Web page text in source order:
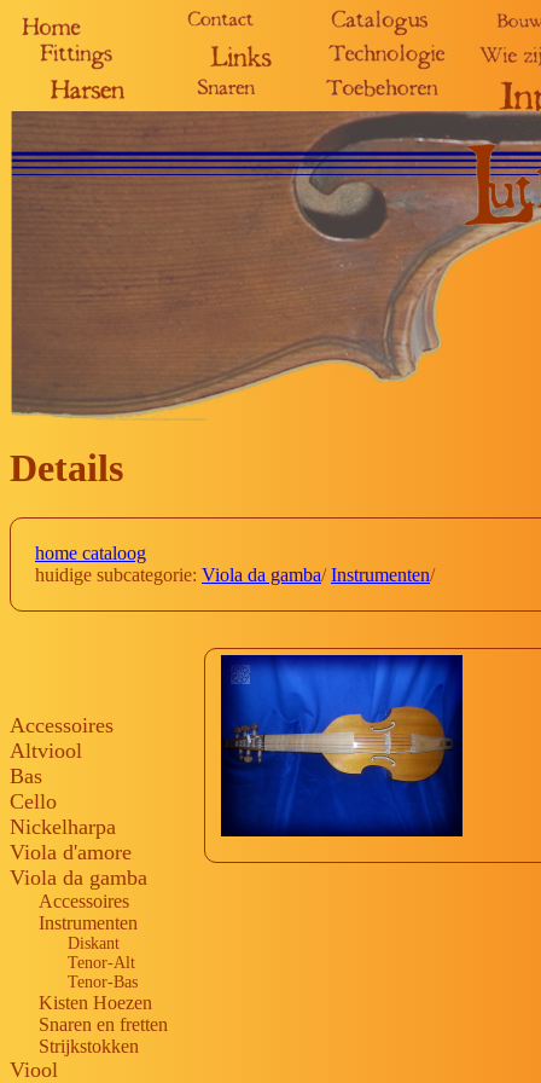
Details
home cataloog
huidige subcategorie: Viola da gamba/Instrumenten/
Accessoires
Altviool
Bas
Cello
Nickelharpa
Viola d'amore
Viola da gamba
Accessoires
Instrumenten
Diskant
Tenor-Alt
Tenor-Bas
Kisten Hoezen
Snaren en fretten
Strijkstokken
Viool